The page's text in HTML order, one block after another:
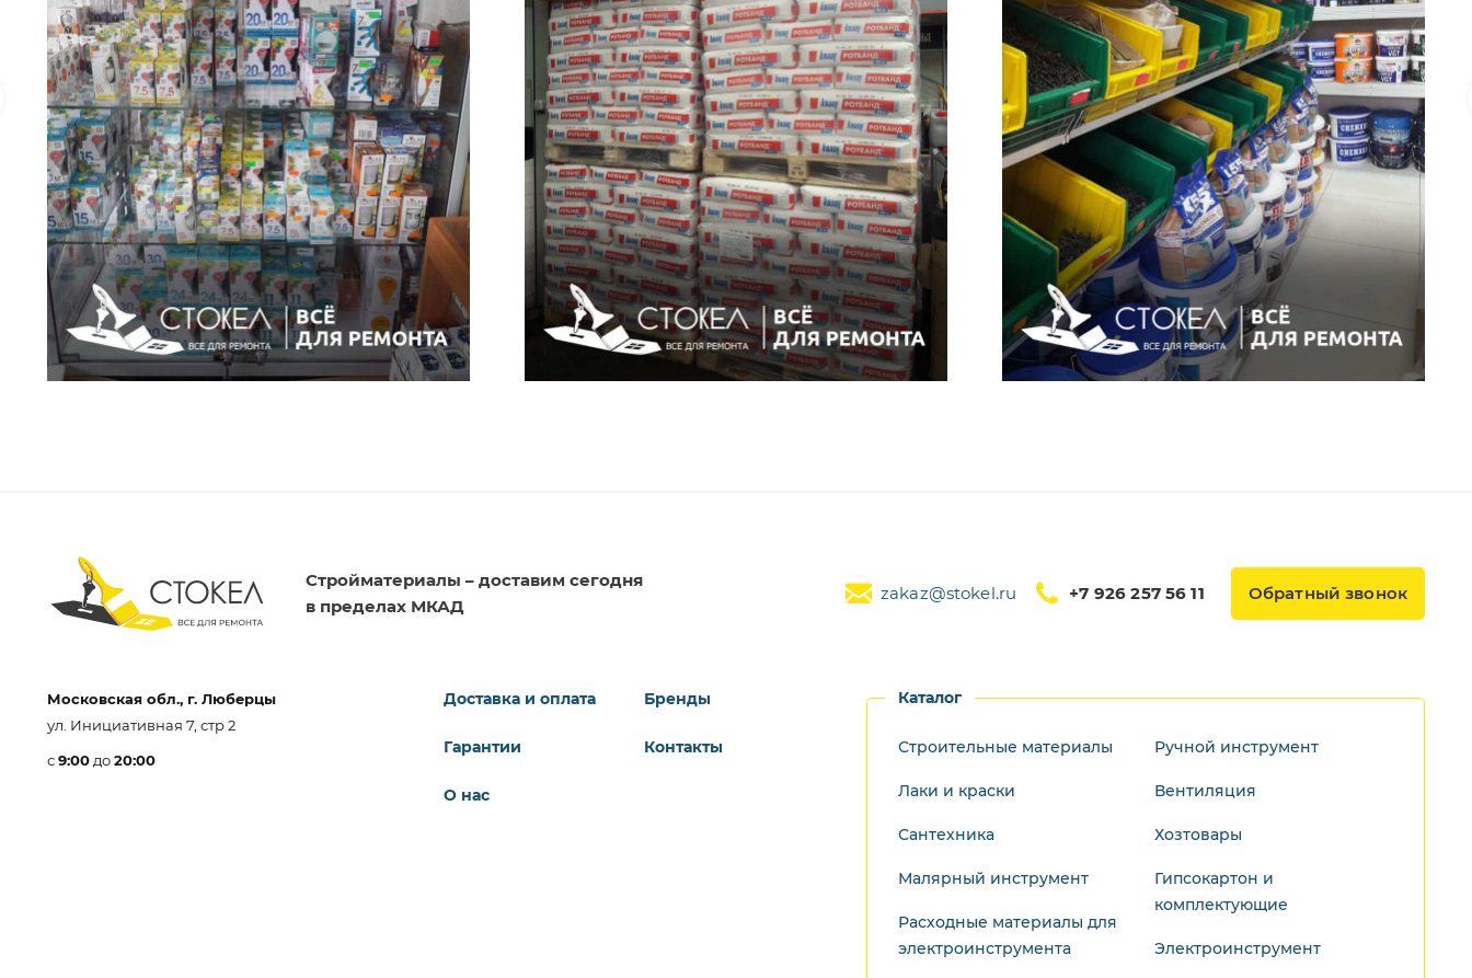
Стройматериалы – доставим сегодня
в пределах МКАД
zakaz@stokel.ru +7 926 257 56 11 Обратный звонок
Московская обл., г. Люберцы
ул. Инициативная 7, стр 2
с9:00 до20:00
Доставка и оплата
Гарантии
О нас
Бренды
Контакты
Каталог
Строительные материалы
Лаки и краски
Сантехника
Малярный инструмент
Расходные материалы для
электроинструмента
Ручной инструмент
Вентиляция
Хозтовары
Гипсокартон и
комплектующие
Электроинструмент